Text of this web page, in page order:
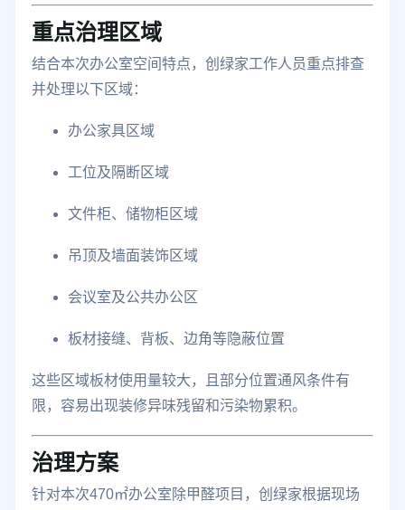
重点治理区域
结合本次办公室空间特点，创绿家工作人员重点排查
并处理以下区域：
办公家具区域
工位及隔断区域
文件柜、储物柜区域
吊顶及墙面装饰区域
会议室及公共办公区
板材接缝、背板、边角等隐蔽位置
这些区域板材使用量较大，且部分位置通风条件有
限，容易出现装修异味残留和污染物累积。
治理方案
针对本次470㎡办公室除甲醛项目，创绿家根据现场